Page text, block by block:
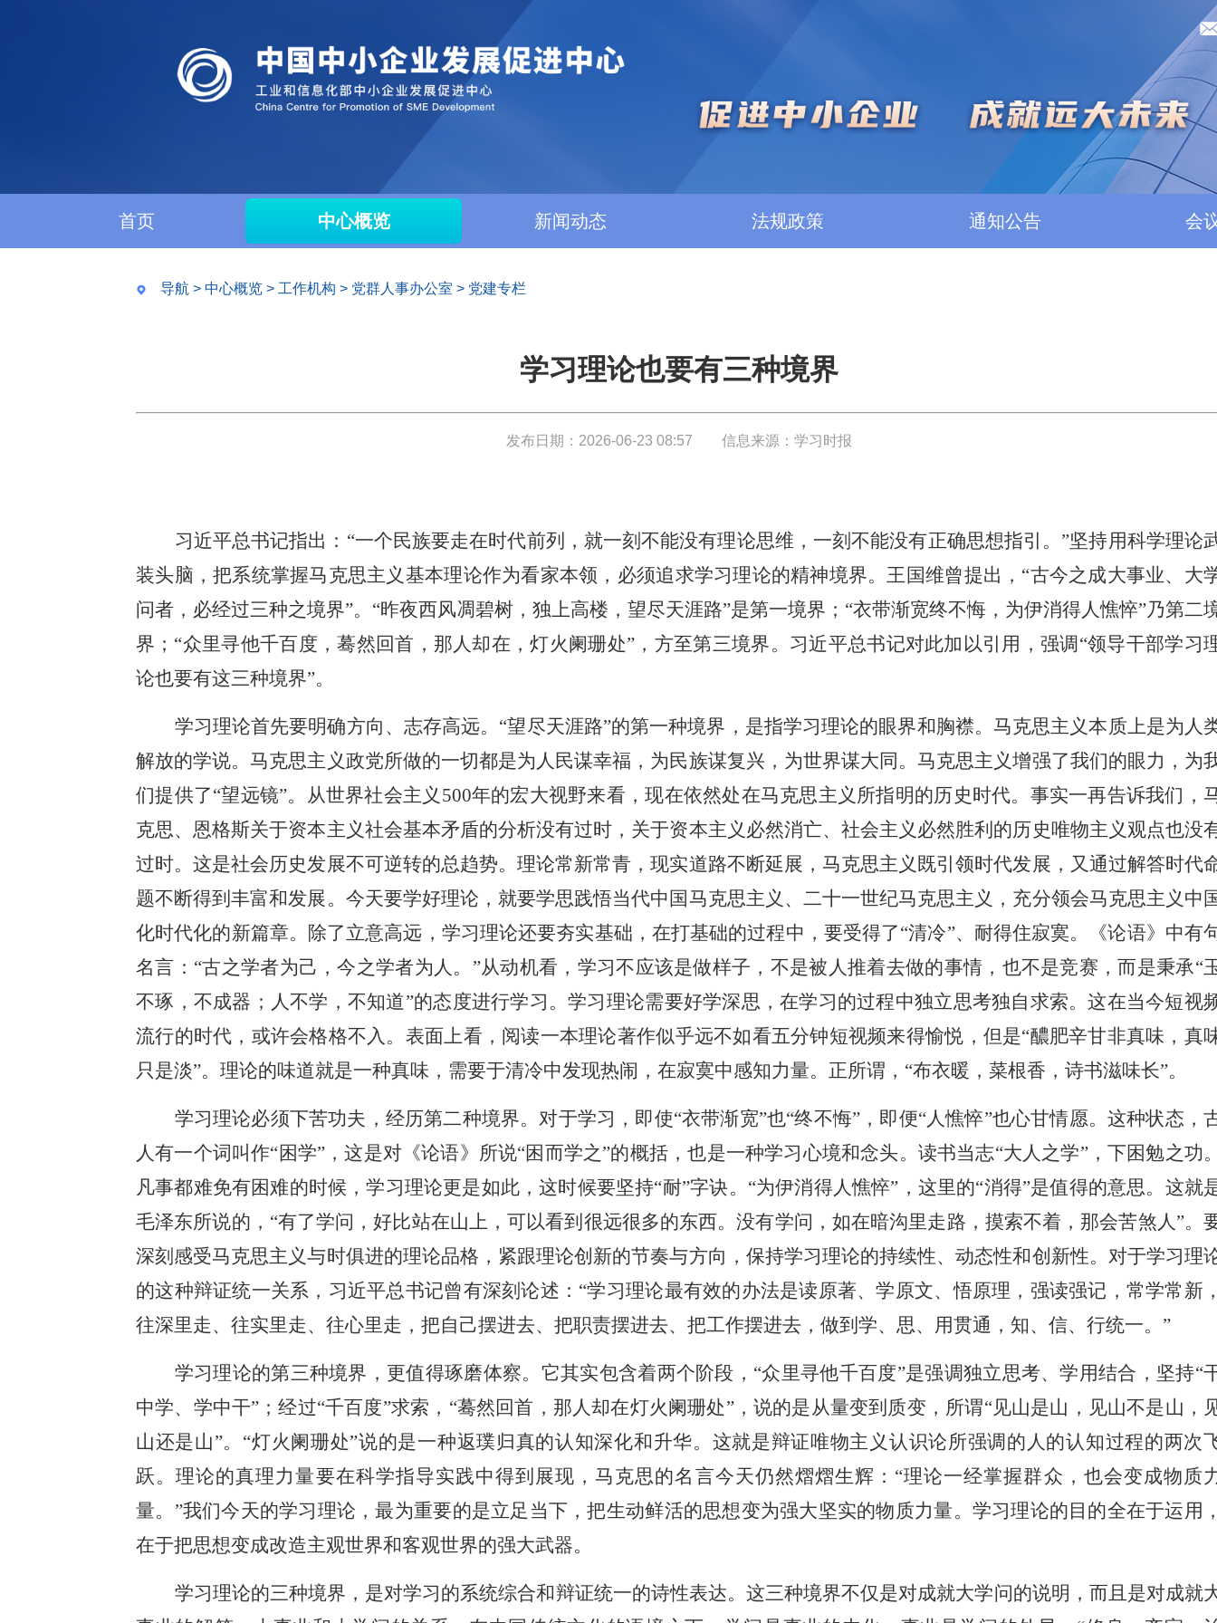
首页 中心概览 新闻动态 法规政策 通知公告 会
导航 > 中心概览 > 工作机构 > 党群人事办公室 > 党建专栏
学习理论也要有三种境界
发布日期：2026-06-23 08:57 信息来源：学习时报
习近平总书记指出：“一个民族要走在时代前列，就一刻不能没有理论思维，一刻不能没有正确思想指引。”坚持用科学理论
装头脑，把系统掌握马克思主义基本理论作为看家本领，必须追求学习理论的精神境界。王国维曾提出，“古今之成大事业、大
问者，必经过三种之境界”。“昨夜西风凋碧树，独上高楼，望尽天涯路”是第一境界；“衣带渐宽终不悔，为伊消得人憔悴”乃第二
界；“众里寻他千百度，蓦然回首，那人却在，灯火阑珊处”，方至第三境界。习近平总书记对此加以引用，强调“领导干部学习
论也要有这三种境界”。
学习理论首先要明确方向、志存高远。“望尽天涯路”的第一种境界，是指学习理论的眼界和胸襟。马克思主义本质上是为人
解放的学说。马克思主义政党所做的一切都是为人民谋幸福，为民族谋复兴，为世界谋大同。马克思主义增强了我们的眼力，为
们提供了“望远镜”。从世界社会主义500年的宏大视野来看，现在依然处在马克思主义所指明的历史时代。事实一再告诉我们，
克思、恩格斯关于资本主义社会基本矛盾的分析没有过时，关于资本主义必然消亡、社会主义必然胜利的历史唯物主义观点也没
过时。这是社会历史发展不可逆转的总趋势。理论常新常青，现实道路不断延展，马克思主义既引领时代发展，又通过解答时代
题不断得到丰富和发展。今天要学好理论，就要学思践悟当代中国马克思主义、二十一世纪马克思主义，充分领会马克思主义中
化时代化的新篇章。除了立意高远，学习理论还要夯实基础，在打基础的过程中，要受得了“清冷”、耐得住寂寞。《论语》中有
名言：“古之学者为己，今之学者为人。”从动机看，学习不应该是做样子，不是被人推着去做的事情，也不是竞赛，而是秉承“
不琢，不成器；人不学，不知道”的态度进行学习。学习理论需要好学深思，在学习的过程中独立思考独自求索。这在当今短视
流行的时代，或许会格格不入。表面上看，阅读一本理论著作似乎远不如看五分钟短视频来得愉悦，但是“醲肥辛甘非真味，真
只是淡”。理论的味道就是一种真味，需要于清冷中发现热闹，在寂寞中感知力量。正所谓，“布衣暖，菜根香，诗书滋味长”。
学习理论必须下苦功夫，经历第二种境界。对于学习，即使“衣带渐宽”也“终不悔”，即便“人憔悴”也心甘情愿。这种状态，
人有一个词叫作“困学”，这是对《论语》所说“困而学之”的概括，也是一种学习心境和念头。读书当志“大人之学”，下困勉之功
凡事都难免有困难的时候，学习理论更是如此，这时候要坚持“耐”字诀。“为伊消得人憔悴”，这里的“消得”是值得的意思。这就
毛泽东所说的，“有了学问，好比站在山上，可以看到很远很多的东西。没有学问，如在暗沟里走路，摸索不着，那会苦煞人”。
深刻感受马克思主义与时俱进的理论品格，紧跟理论创新的节奏与方向，保持学习理论的持续性、动态性和创新性。对于学习理
的这种辩证统一关系，习近平总书记曾有深刻论述：“学习理论最有效的办法是读原著、学原文、悟原理，强读强记，常学常新
往深里走、往实里走、往心里走，把自己摆进去、把职责摆进去、把工作摆进去，做到学、思、用贯通，知、信、行统一。”
学习理论的第三种境界，更值得琢磨体察。它其实包含着两个阶段，“众里寻他千百度”是强调独立思考、学用结合，坚持“
中学、学中干”；经过“千百度”求索，“蓦然回首，那人却在灯火阑珊处”，说的是从量变到质变，所谓“见山是山，见山不是山，
山还是山”。“灯火阑珊处”说的是一种返璞归真的认知深化和升华。这就是辩证唯物主义认识论所强调的人的认知过程的两次
跃。理论的真理力量要在科学指导实践中得到展现，马克思的名言今天仍然熠熠生辉：“理论一经掌握群众，也会变成物质
量。”我们今天的学习理论，最为重要的是立足当下，把生动鲜活的思想变为强大坚实的物质力量。学习理论的目的全在于运用
在于把思想变成改造主观世界和客观世界的强大武器。
学习理论的三种境界，是对学习的系统综合和辩证统一的诗性表达。这三种境界不仅是对成就大学问的说明，而且是对成就